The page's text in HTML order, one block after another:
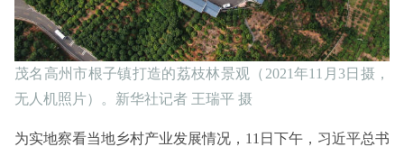
茂名高州市根子镇打造的荔枝林景观（2021年11月3日摄，
无人机照片）。新华社记者 王瑞平 摄
为实地察看当地乡村产业发展情况，11日下午，习近平总书